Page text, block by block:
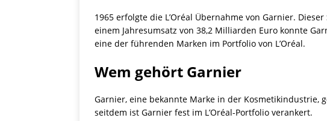
1965 erfolgte die L’Oréal Übernahme von Garnier.
einem Jahresumsatz von 38,2 Milliarden Euro konnte
eine der führenden Marken im Portfolio von L’Oréal.
Wem gehört Garnier
Garnier, eine bekannte Marke in der Kosmetikindustrie,
seitdem ist Garnier fest im L’Oréal-Portfolio verankert.